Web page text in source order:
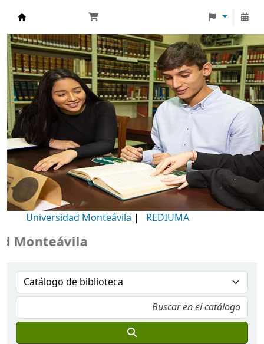
Biblioteca Universidad Monteávila
Universidad Monteávila | REDIUMA